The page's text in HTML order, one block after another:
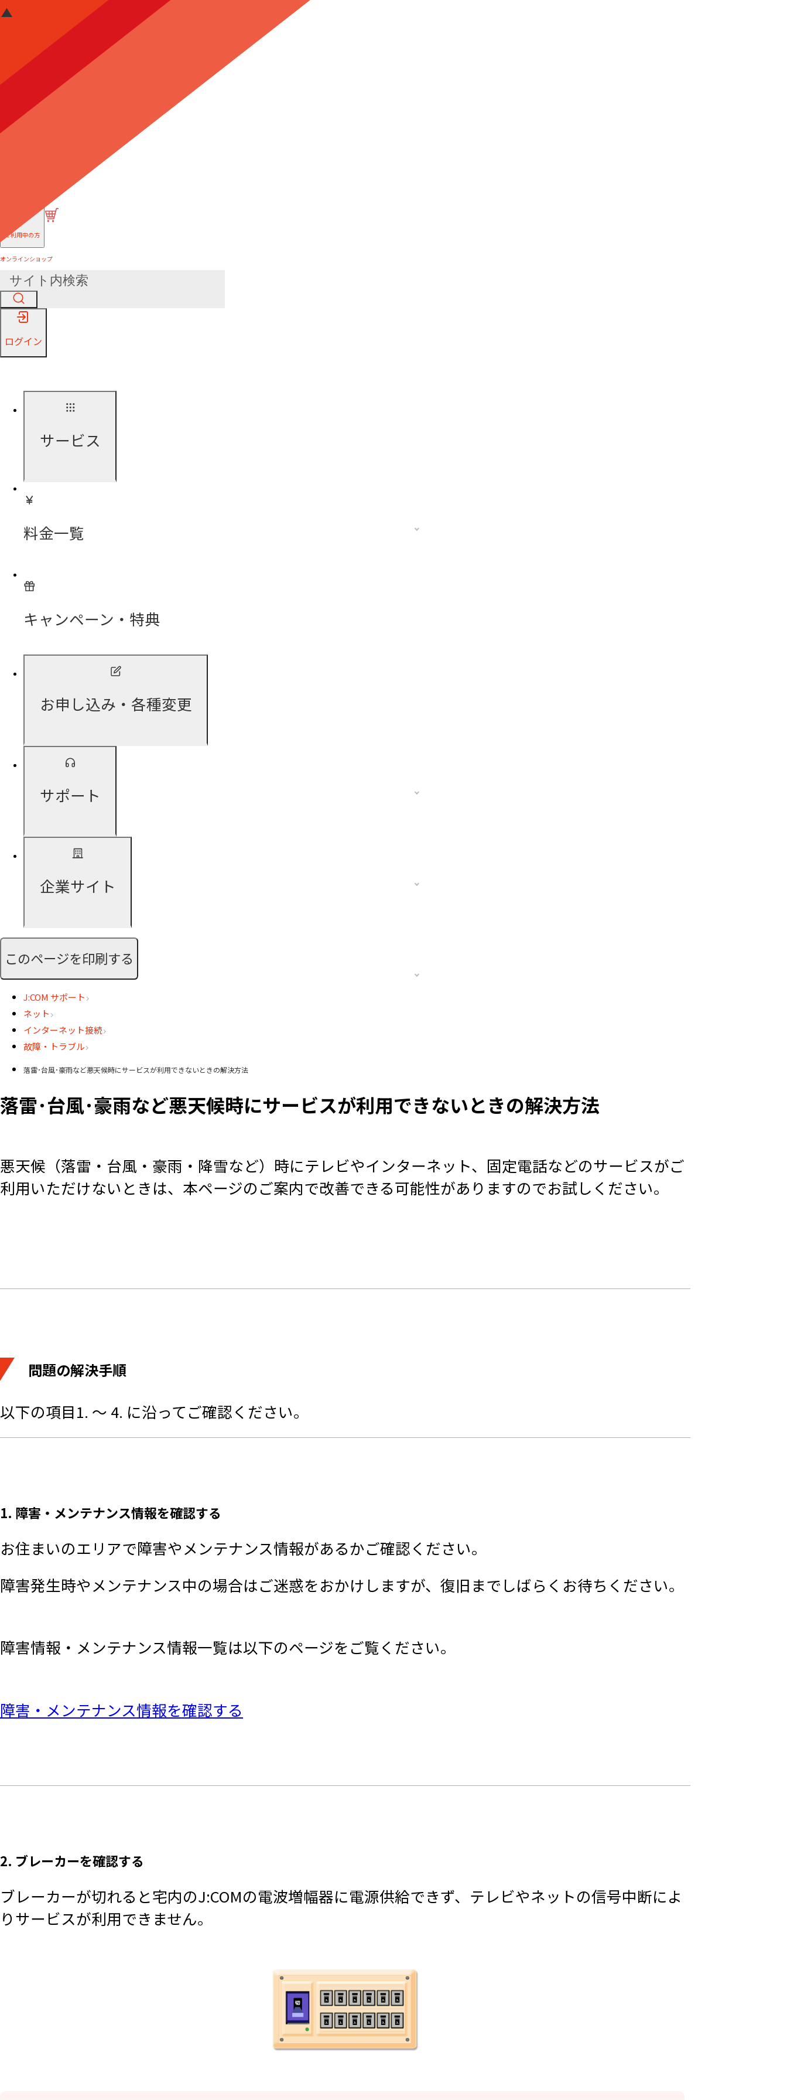
ご利用中の方
オンラインショップ
ログイン
サービス
料金一覧
キャンペーン・特典
お申し込み・各種変更
サポート
企業サイト
このページを印刷する
J:COM サポート
ネット
インターネット接続
故障・トラブル
落雷･台風･豪雨など悪天候時にサービスが利用できないときの解決方法
落雷･台風･豪雨など悪天候時にサービスが利用できないときの解決方法
悪天候（落雷・台風・豪雨・降雪など）時にテレビやインターネット、固定電話などのサービスがご
利用いただけないときは、本ページのご案内で改善できる可能性がありますのでお試しください。
問題の解決手順
以下の項目1. ～ 4. に沿ってご確認ください。
1. 障害・メンテナンス情報を確認する
お住まいのエリアで障害やメンテナンス情報があるかご確認ください。
障害発生時やメンテナンス中の場合はご迷惑をおかけしますが、復旧までしばらくお待ちください。
障害情報・メンテナンス情報一覧は以下のページをご覧ください。
障害・メンテナンス情報を確認する
2. ブレーカーを確認する
ブレーカーが切れると宅内のJ:COMの電波増幅器に電源供給できず、テレビやネットの信号中断によ
りサービスが利用できません。